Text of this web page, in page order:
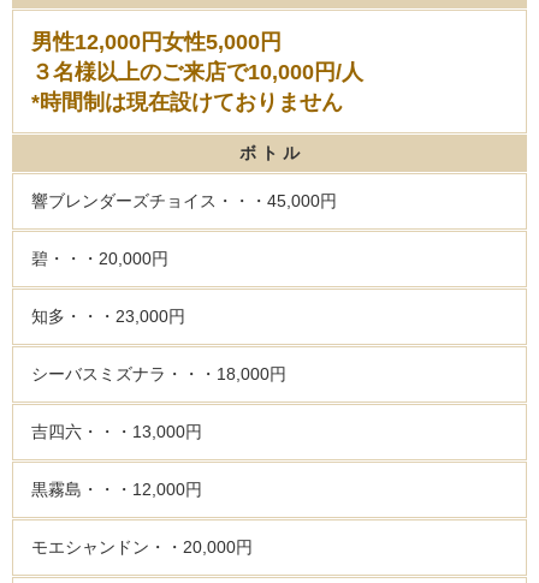
男性12,000円女性5,000円
３名様以上のご来店で10,000円/人
*時間制は現在設けておりません
ボ ト ル
響ブレンダーズチョイス・・・45,000円
碧・・・20,000円
知多・・・23,000円
シーバスミズナラ・・・18,000円
吉四六・・・13,000円
黒霧島・・・12,000円
モエシャンドン・・20,000円